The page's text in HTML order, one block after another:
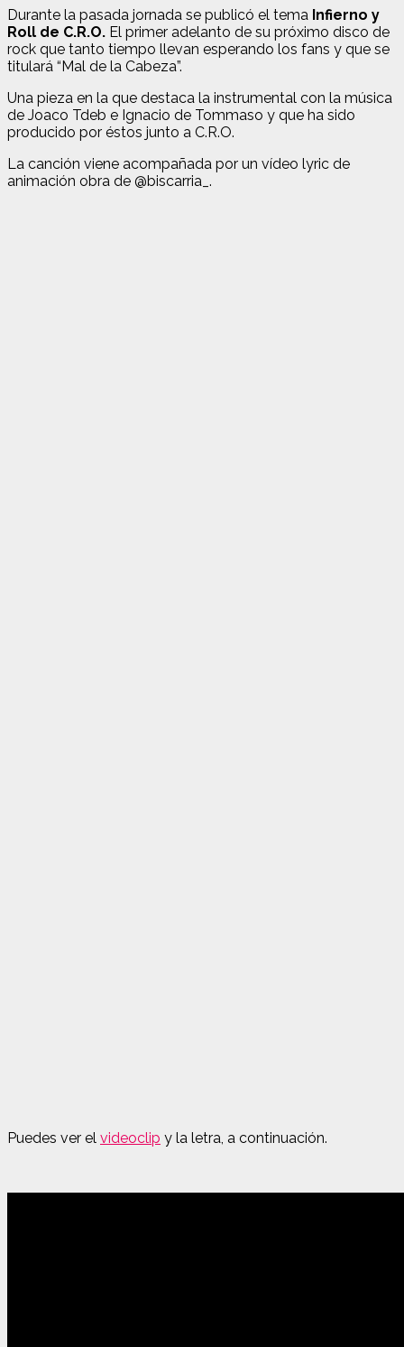
Durante la pasada jornada se publicó el tema Infierno y
Roll de C.R.O. El primer adelanto de su próximo disco de
rock que tanto tiempo llevan esperando los fans y que se
titulará “Mal de la Cabeza”.
Una pieza en la que destaca la instrumental con la música
de Joaco Tdeb e Ignacio de Tommaso y que ha sido
producido por éstos junto a C.R.O.
La canción viene acompañada por un vídeo lyric de
animación obra de @biscarria_.
Puedes ver el videoclip y la letra, a continuación.